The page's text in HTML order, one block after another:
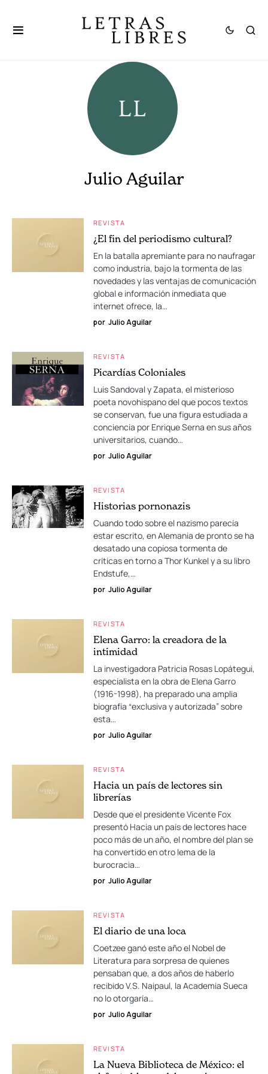
Julio Aguilar
REVISTA
¿El fin del periodismo cultural?
En la batalla apremiante para no naufragar
como industria, bajo la tormenta de las
novedades y las ventajas de comunicación
global e información inmediata que
internet ofrece, la…
por Julio Aguilar
REVISTA
Picardías Coloniales
Luis Sandoval y Zapata, el misterioso
poeta novohispano del que pocos textos
se conservan, fue una figura estudiada a
conciencia por Enrique Serna en sus años
universitarios, cuando…
por Julio Aguilar
REVISTA
Historias pornonazis
Cuando todo sobre el nazismo parecía
estar escrito, en Alemania de pronto se ha
desatado una copiosa tormenta de
críticas en torno a Thor Kunkel y a su libro
Endstufe,…
por Julio Aguilar
REVISTA
Elena Garro: la creadora de la
intimidad
La investigadora Patricia Rosas Lopátegui,
especialista en la obra de Elena Garro
(1916-1998), ha preparado una amplia
biografía “exclusiva y autorizada” sobre
esta…
por Julio Aguilar
REVISTA
Hacia un país de lectores sin
librerías
Desde que el presidente Vicente Fox
presentó Hacia un país de lectores hace
poco más de un año, el nombre del plan se
ha convertido en otro lema de la
burocracia…
por Julio Aguilar
REVISTA
El diario de una loca
Coetzee ganó este año el Nobel de
Literatura para sorpresa de quienes
pensaban que, a dos años de haberlo
recibido V.S. Naipaul, la Academia Sueca
no lo otorgaría…
por Julio Aguilar
REVISTA
La Nueva Biblioteca de México: el